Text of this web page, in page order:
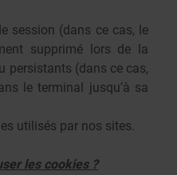
session (dans ce cas, le
supprimé lors de la
persistants (dans ce cas,
le terminal jusqu’à sa
utilisés par nos sites.
les cookies ?